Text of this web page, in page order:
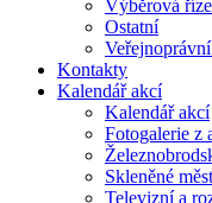
Výběrová
Ostatní
Kontakty
Kalendář akcí
Kalendář akcí
Fotogalerie z
Skleněné
Televizní a